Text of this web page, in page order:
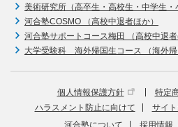
美術研究所（高卒生・高校生・中学生・
河合塾COSMO （高校中退者ほか）
河合塾サポートコース梅田 （高校中退者
大学受験科 海外帰国生コース （海外帰
個人情報保護方針
特定
ハラスメント防止に向けて
サイ
河合塾について
採用情報